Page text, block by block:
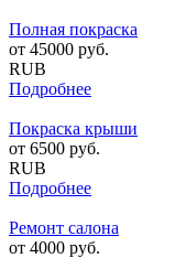
Полная покраска
от 45000 руб.
RUB
Подробнее
Покраска крыши
от 6500 руб.
RUB
Подробнее
Ремонт салона
от 4000 руб.